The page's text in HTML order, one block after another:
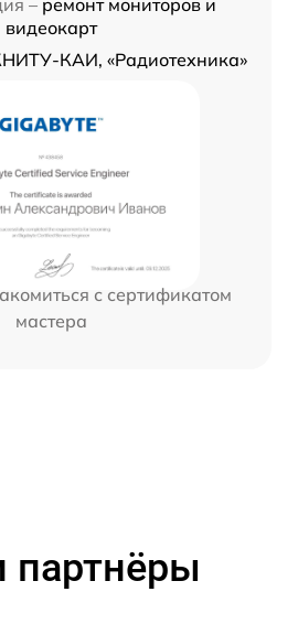
– ремонт мониторов и
видеокарт
КАИ, «Радиотехника»
с сертификатом
мастера